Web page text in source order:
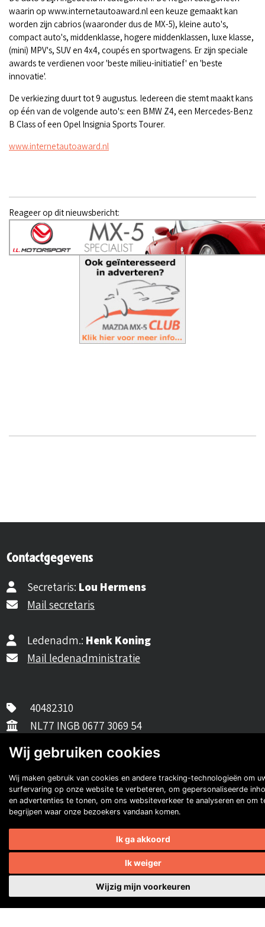
waarin op www.internetautoaward.nl een keuze gemaakt kan
worden zijn cabrios (waaronder dus de MX-5), kleine auto's,
compact auto's, middenklasse, hogere middenklassen, luxe klasse,
(mini) MPV's, SUV en 4x4, coupés en sportwagens. Er zijn speciale
awards te verdienen voor 'beste milieu-initiatief' en 'beste
innovatie'.
De verkiezing duurt tot 9 augustus. Iedereen die stemt maakt kans
op één van de volgende auto's: een BMW Z4, een Mercedes-Benz
B Class of een Opel Insignia Sports Tourer.
www.internetautoaward.nl
Reageer op dit nieuwsbericht:
Contactgegevens
Secretaris: Lou Hermens
Mail secretaris
Ledenadm.: Henk Koning
Mail ledenadministratie
40482310
NL77 INGB 0677 3069 54
Volg ons:
Volg ons op Facebook
Volg ons op Instagram
Volg ons op YouTube
Auto's van onze leden
Oscar Hoogendoorn
Wij gebruiken cookies
Wij maken gebruik van cookies en andere tracking-technologieën om
surfervaring op onze website te verbeteren, om gepersonaliseerde
en advertenties te tonen, om ons websiteverkeer te analyseren en om
begrijpen waar onze bezoekers vandaan komen.
Ik ga akkoord
Ik weiger
Wijzig mijn voorkeuren